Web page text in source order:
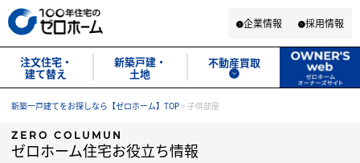
企業情報 採用情報
注文住宅・
建て替え
新築戸建・
土地
不動産買取
新築一戸建てをお探しなら【ゼロホーム】TOP> 子供部屋
ZERO COLUMUN
ゼロホーム住宅お役立ち情報